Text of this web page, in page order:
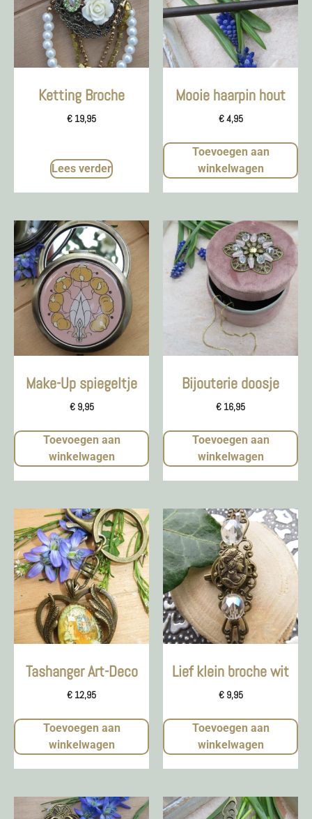
Ketting Broche
€ 19,95
Lees verder
Mooie haarpin hout
€4,95
Toevoegen aan
winkelwagen
Make-Up spiegeltje
€9,95
Toevoegen aan
winkelwagen
Bijouterie doosje
€ 16,95
Toevoegen aan
winkelwagen
Tashanger Art-Deco
€ 12,95
Toevoegen aan
winkelwagen
Lief klein broche wit
€9,95
Toevoegen aan
winkelwagen